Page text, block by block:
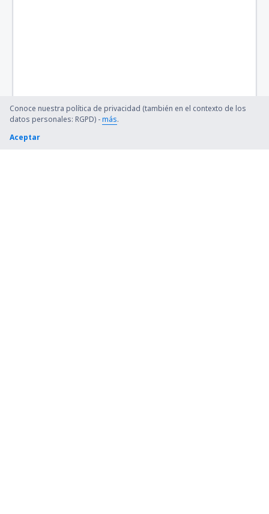
Conoce nuestra política de privacidad (también en el contexto de los
datos personales: RGPD) -más.
Aceptar